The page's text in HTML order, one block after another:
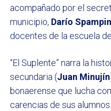
acompañado por el
municipio, Darío
docentes de la escuela
“El Suplente” narra la
secundaria (Juan Minujín
bonaerense que lucha
carencias de sus